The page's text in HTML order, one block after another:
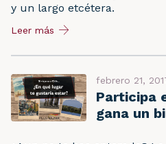
y un largo etcétera.
Leer más
febrero 21,
Participa
gana un